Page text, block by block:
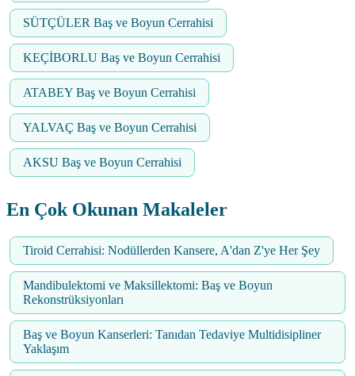
SÜTÇÜLER Baş ve Boyun Cerrahisi
KEÇİBORLU Baş ve Boyun Cerrahisi
ATABEY Baş ve Boyun Cerrahisi
YALVAÇ Baş ve Boyun Cerrahisi
AKSU Baş ve Boyun Cerrahisi
En Çok Okunan Makaleler
Tiroid Cerrahisi: Nodüllerden Kansere, A'dan Z'ye Her Şey
Mandibulektomi ve Maksillektomi: Baş ve Boyun
Rekonstrüksiyonları
Baş ve Boyun Kanserleri: Tanıdan Tedaviye Multidisipliner
Yaklaşım